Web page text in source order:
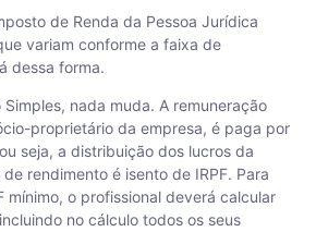
de Renda da Pessoa Jurídica
variam conforme a faixa de
dessa forma.
nada muda. A remuneração
proprietário da empresa, é paga por
seja, a distribuição dos lucros da
rendimento é isento de IRPF. Para
mínimo, o profissional deverá calcular
no cálculo todos os seus